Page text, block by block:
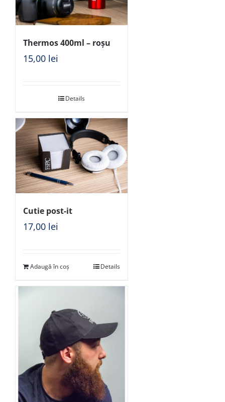
Thermos 400ml – roșu
15,00 lei
Details
Cutie post-it
17,00 lei
Adaugă în coș Details